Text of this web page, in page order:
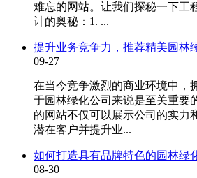
难忘的网站。让我们探秘一下工
计的奥秘：1. ...
提升业务竞争力，推荐精美园林
09-27
在当今竞争激烈的商业环境中，
于园林绿化公司来说是至关重要
的网站不仅可以展示公司的实力
潜在客户并提升业...
如何打造具有品牌特色的园林绿
08-30